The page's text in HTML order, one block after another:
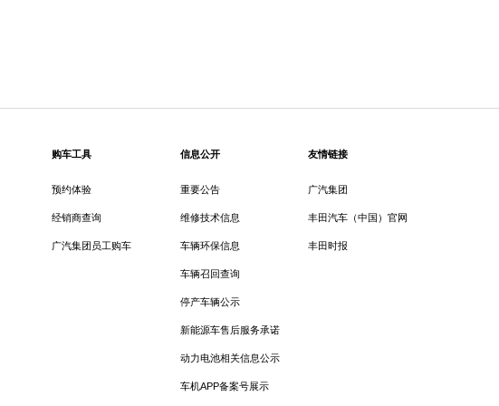
购车工具
预约体验
经销商查询
广汽集团员工购车
信息公开
重要公告
维修技术信息
车辆环保信息
车辆召回查询
停产车辆公示
新能源车售后服务承诺
动力电池相关信息公示
车机APP备案号展示
友情链接
广汽集团
丰田汽车（中国）官网
丰田时报